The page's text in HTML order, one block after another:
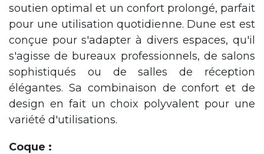
soutien optimal et un confort prolongé, parfait
pour une utilisation quotidienne. Dune est est
conçue pour s'adapter à divers espaces, qu'il
s'agisse de bureaux professionnels, de salons
sophistiqués ou de salles de réception
élégantes. Sa combinaison de confort et de
design en fait un choix polyvalent pour une
variété d'utilisations.
Coque :